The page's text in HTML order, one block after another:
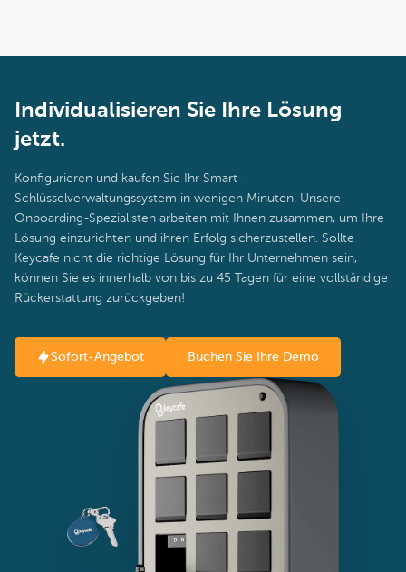
Individualisieren Sie Ihre Lösung
jetzt.
Konfigurieren und kaufen Sie Ihr Smart-
Schlüsselverwaltungssystem in wenigen Minuten. Unsere
Onboarding-Spezialisten arbeiten mit Ihnen zusammen, um Ihre
Lösung einzurichten und ihren Erfolg sicherzustellen. Sollte
Keycafe nicht die richtige Lösung für Ihr Unternehmen sein,
können Sie es innerhalb von bis zu 45 Tagen für eine vollständige
Rückerstattung zurückgeben!
Sofort-Angebot Buchen Sie Ihre Demo